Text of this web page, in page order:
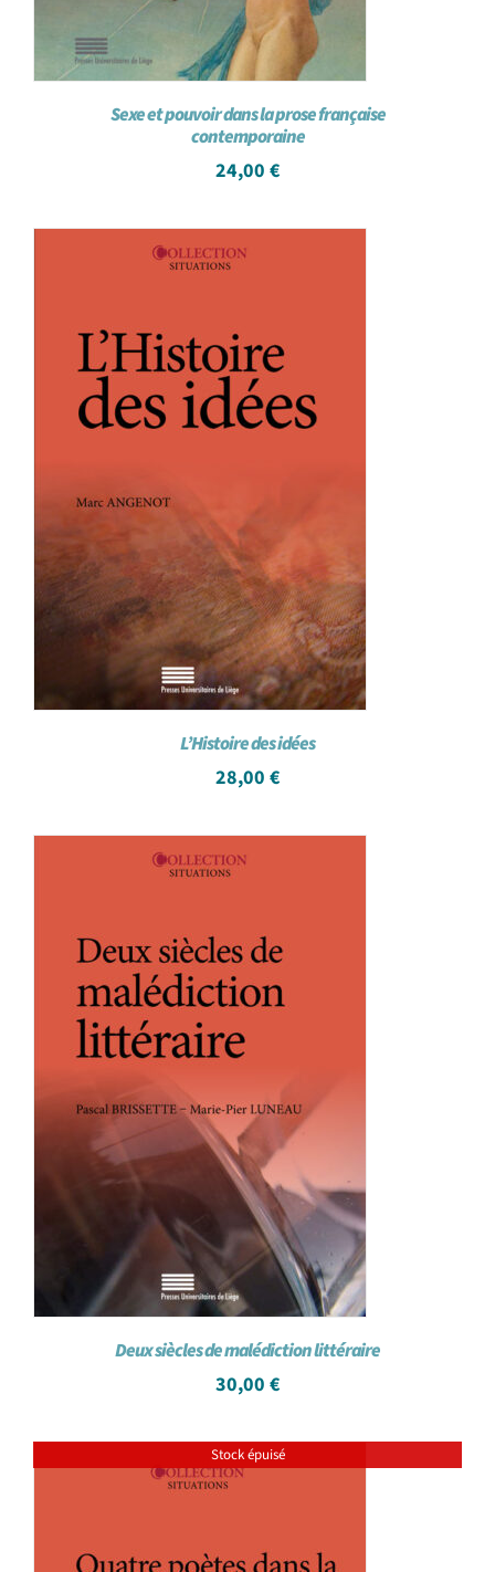
Sexe et pouvoir dans la prose française
contemporaine
24,00 €
L’Histoire des idées
28,00 €
Deux siècles de malédiction littéraire
30,00 €
Stock épuisé